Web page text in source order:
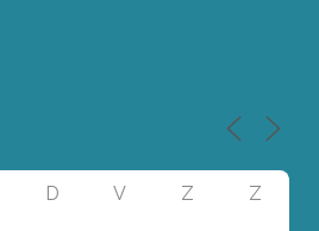
D V Z Z